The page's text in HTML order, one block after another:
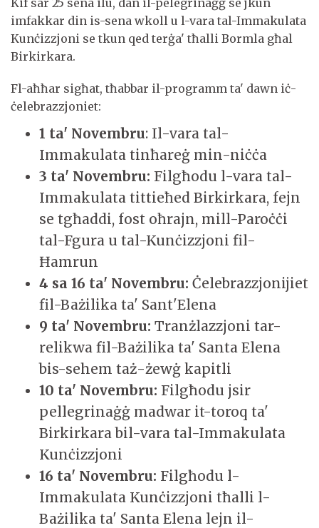
imfakkar din is-sena wkoll u l-vara tal-Immakulata
Kunċizzjoni se tkun qed terġa' tħalli Bormla għal
Birkirkara.
Fl-aħħar sigħat, tħabbar il-programm ta' dawn iċ-
ċelebrazzjoniet:
1 ta' Novembru: Il-vara tal-
Immakulata tinħareġ min-niċċa
3 ta' Novembru: Filgħodu l-vara tal-
Immakulata tittieħed Birkirkara, fejn
se tgħaddi, fost oħrajn, mill-Paroċċi
tal-Fgura u tal-Kunċizzjoni fil-
Ħamrun
4 sa 16 ta' Novembru: Ċelebrazzjonijiet
fil-Bażilika ta' Sant'Elena
9 ta' Novembru: Tranżlazzjoni tar-
relikwa fil-Bażilika ta' Santa Elena
bis-sehem taż-żewġ kapitli
10 ta' Novembru: Filgħodu jsir
pellegrinaġġ madwar it-toroq ta'
Birkirkara bil-vara tal-Immakulata
Kunċizzjoni
16 ta' Novembru: Filgħodu l-
Immakulata Kunċizzjoni tħalli l-
Bażilika ta' Santa Elena lejn il-